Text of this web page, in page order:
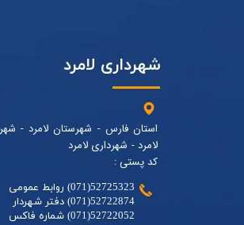
شهرداری لامرد
استان فارس - شهرستان لامرد - شهر
لامرد - شهرداری لامرد
کد پستی :
52725323(071) روابط عمومی
52722874(071) دفتر شهردار
52722052(071) شماره فاکس